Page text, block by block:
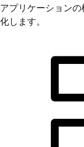
アプリケーション
化します。